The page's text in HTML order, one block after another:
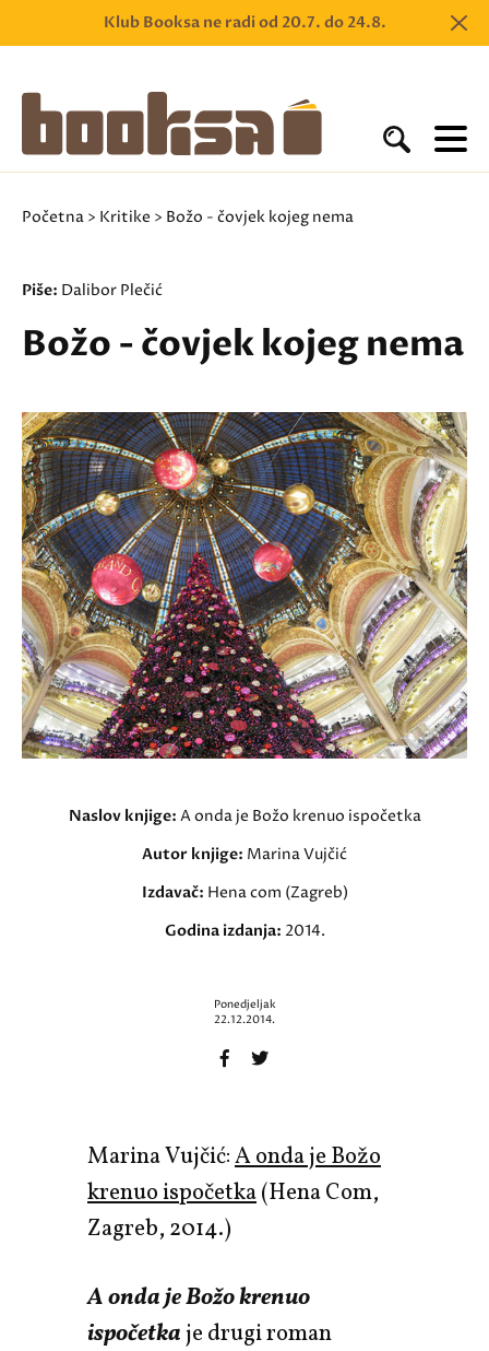
Klub Booksa ne radi od 20.7. do 24.8.
Početna > Kritike > Božo - čovjek kojeg nema
Piše: Dalibor Plečić
Božo - čovjek kojeg nema
Naslov knjige: A onda je Božo krenuo ispočetka
Autor knjige: Marina Vujčić
Izdavač: Hena com (Zagreb)
Godina izdanja: 2014.
Ponedjeljak
22.12.2014.
Marina Vujčić:A onda je Božo
krenuo ispočetka(Hena Com,
Zagreb, 2014.)
A onda je Božo krenuo
ispočetka je drugi roman